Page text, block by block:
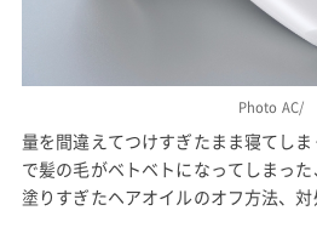
Photo AC/
量を間違えてつけすぎたまま寝てし
で髪の毛がベトベトになってしまっ
塗りすぎたヘアオイルのオフ方法、対